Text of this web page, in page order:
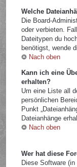
Welche
Die Board-
oder verbieten.
Dateitypen du
benötigst, wende
Nach oben
Kann ich eine
erhalten?
Um eine Liste all
persönlichen
Punkt
Dateianhänge
Nach oben
Wer hat diese
Diese Software